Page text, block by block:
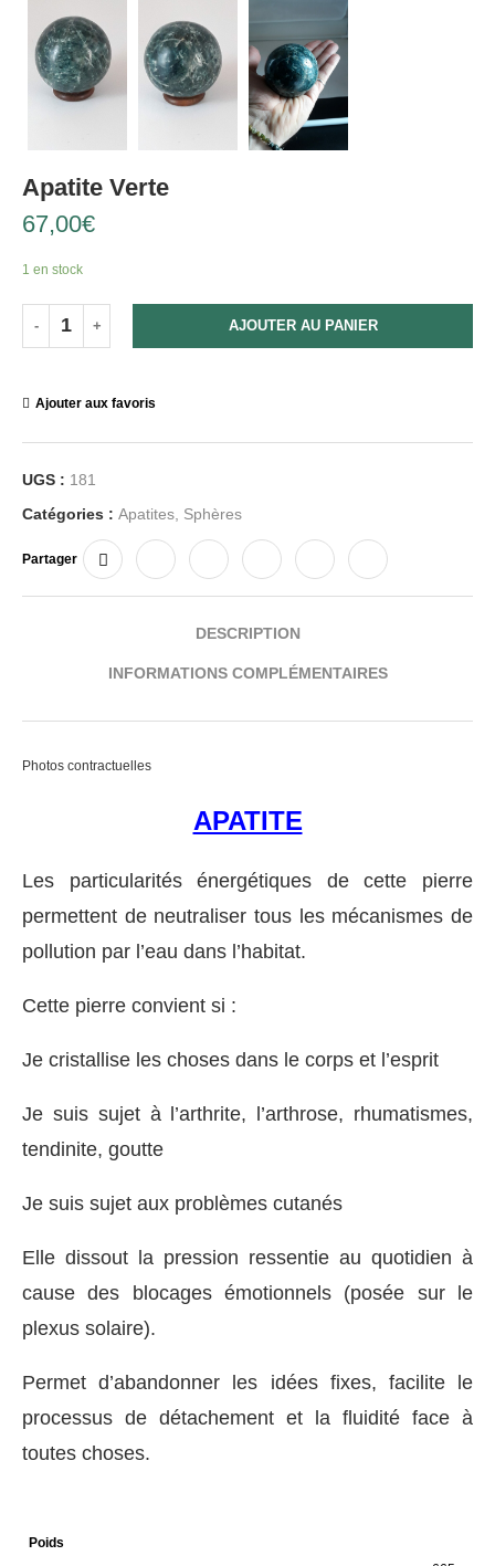
Apatite Verte
67,00€
1 en stock
AJOUTER AU PANIER
Ajouter aux favoris
UGS : 181
Catégories : Apatites Sphères
Partager
DESCRIPTION
INFORMATIONS COMPLÉMENTAIRES
Photos contractuelles
APATITE
Les particularités énergétiques de cette pierre
permettent de neutraliser tous les mécanismes de
pollution par l’eau dans l’habitat.
Cette pierre convient si :
Je cristallise les choses dans le corps et l’esprit
Je suis sujet à l’arthrite, l’arthrose, rhumatismes,
tendinite, goutte
Je suis sujet aux problèmes cutanés
Elle dissout la pression ressentie au quotidien à
cause des blocages émotionnels (posée sur le
plexus solaire).
Permet d’abandonner les idées fixes, facilite le
processus de détachement et la fluidité face à
toutes choses.
Poids